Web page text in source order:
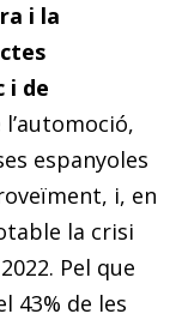
i la
i de
l’automoció,
espanyoles
i, en
la crisi
Pel que
43% de les